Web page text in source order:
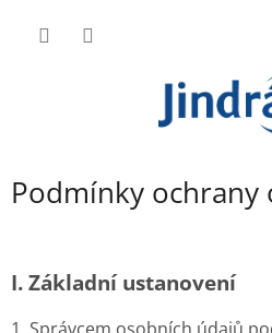
Podmínky ochrany
I. Základní ustanovení